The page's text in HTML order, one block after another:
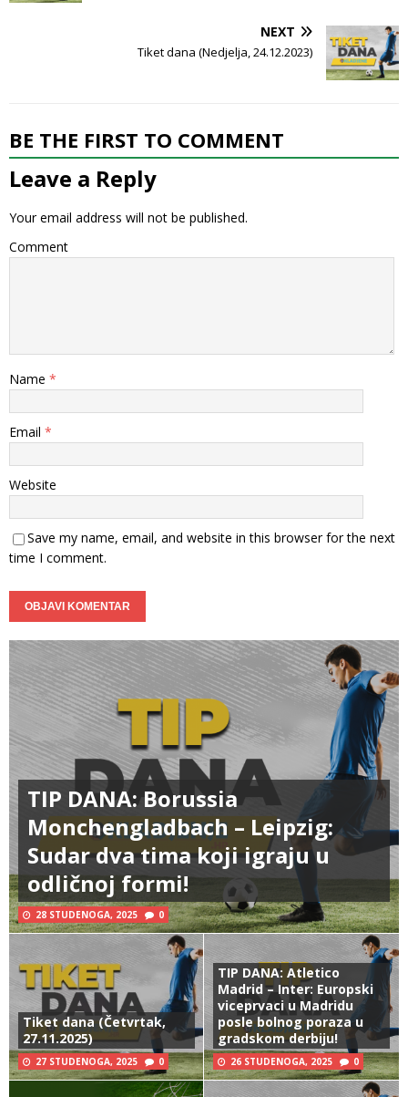
NEXT
Tiket dana (Nedjelja, 24.12.2023)
BE THE FIRST TO COMMENT
Leave a Reply
Your email address will not be published.
Comment
Name *
Email *
Website
Save my name, email, and website in this browser for the next
time I comment.
TIP DANA: Borussia
Monchengladbach – Leipzig:
Sudar dva tima koji igraju u
odličnoj formi!
28 STUDENOGA, 2025 0
Tiket dana (Četvrtak,
27.11.2025)
27 STUDENOGA, 2025 0
TIP DANA: Atletico
Madrid – Inter: Europski
viceprvaci u Madridu
posle bolnog poraza u
gradskom derbiju!
26 STUDENOGA, 2025 0